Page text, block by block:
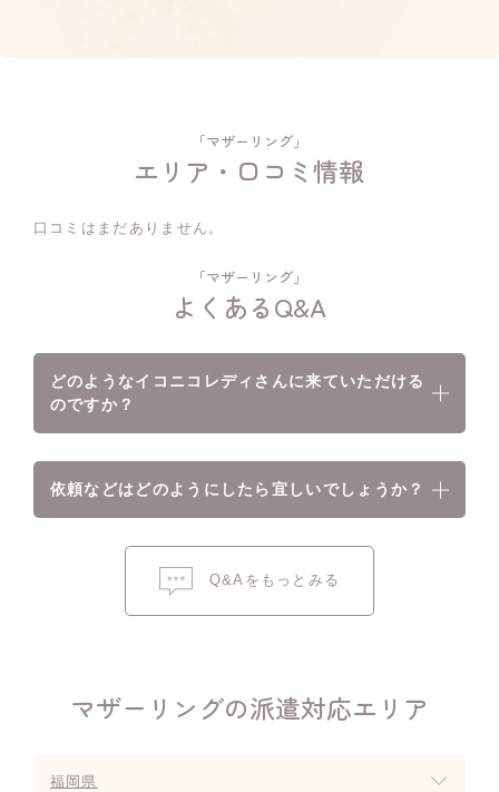
「マザーリング」
エリア・口コミ情報
口コミはまだありません。
「マザーリング」
よくあるQ&A
どのようなイコニコレディさんに来ていただける
のですか？
依頼などはどのようにしたら宜しいでしょうか？
Q&Aをもっとみる
マザーリングの派遣対応エリア
福岡県